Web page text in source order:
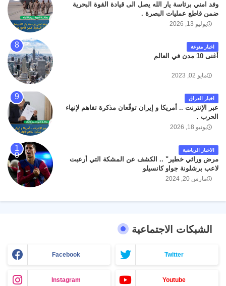
وفد امني برئاسة يار الله يصل الى قيادة القوة البحرية
ضمن قاطع عمليات البصرة .
يوليو 13, 2026
اخبار منوعة
أغنى 10 مدن في العالم
مايو 02, 2023
اخبار العراق
عبر الإنترنت .. أمريكا و إيران توقّعان مذكرة تفاهم لإنهاء
الحرب .
يونيو 18, 2026
الاخبار الرياضية
مرض وراثي خطير" .. الكشف عن المشكة التي أرعبت
لاعب برشلونة جواو كانسيلو
مارس 20, 2024
الشبكات الاجتماعية
Facebook Twitter
Instagram Youtube